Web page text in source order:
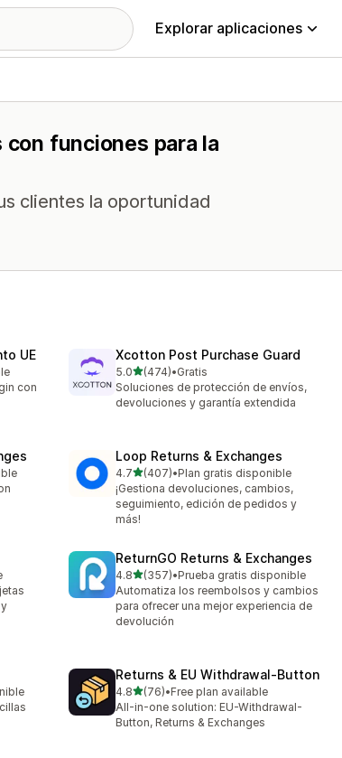
Explorar aplicaciones
funciones para la
clientes la oportunidad
UE
con
Xcotton Post Purchase Guard
5.0de 5 estrellas
(474)
474 reseñas en total
•Gratis
Soluciones de protección de envíos,
devoluciones y garantía extendida
Loop Returns & Exchanges
4.7de 5 estrellas
(407)
407 reseñas en total
•Plan gratis disponible
¡Gestiona devoluciones, cambios,
seguimiento, edición de pedidos y
más!
ReturnGO Returns & Exchanges
4.8de 5 estrellas
(357)
357 reseñas en total
•Prueba gratis disponible
Automatiza los reembolsos y cambios
para ofrecer una mejor experiencia de
devolución
Returns & EU Withdrawal‑Button
4.8de 5 estrellas
(76)
76 reseñas en total
•Free plan available
All-in-one solution: EU-Withdrawal-
Button, Returns & Exchanges